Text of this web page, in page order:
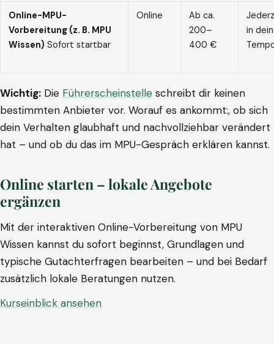
Online-MPU-
Vorbereitung (z. B. MPU
Wissen) Sofort startbar
Online
Ab ca.
200–
400 €
in
Wichtig: Die Führerscheinstelle schreibt dir keinen
bestimmten Anbieter vor. Worauf es ankommt:, ob sich
dein Verhalten glaubhaft und nachvollziehbar verändert
hat – und ob du das im MPU-Gespräch erklären kannst.
Online starten – lokale Angebote
ergänzen
Mit der interaktiven Online-Vorbereitung von MPU
Wissen kannst du sofort beginnst, Grundlagen und
typische Gutachterfragen bearbeiten – und bei Bedarf
zusätzlich lokale Beratungen nutzen.
Kurseinblick ansehen